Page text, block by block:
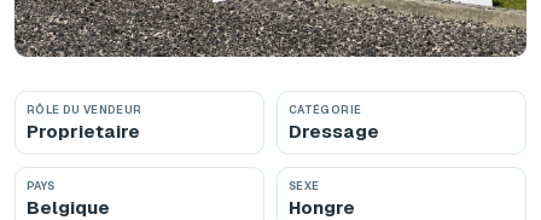
RÔLE DU VENDEUR
Proprietaire
CATÉGORIE
Dressage
PAYS
Belgique
SEXE
Hongre